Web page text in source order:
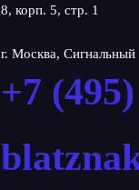
8, корп. 5, стр. 1
г. Москва, Сигнальный
+7